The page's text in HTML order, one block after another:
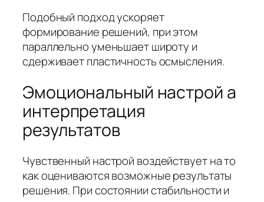
Подобный подход ускоряет
формирование решений, при этом
параллельно уменьшает широту и
сдерживает пластичность осмысления.
Эмоциональный настрой а
интерпретация
результатов
Чувственный настрой воздействует на то
как оцениваются возможные результаты
решения. При состоянии стабильности и